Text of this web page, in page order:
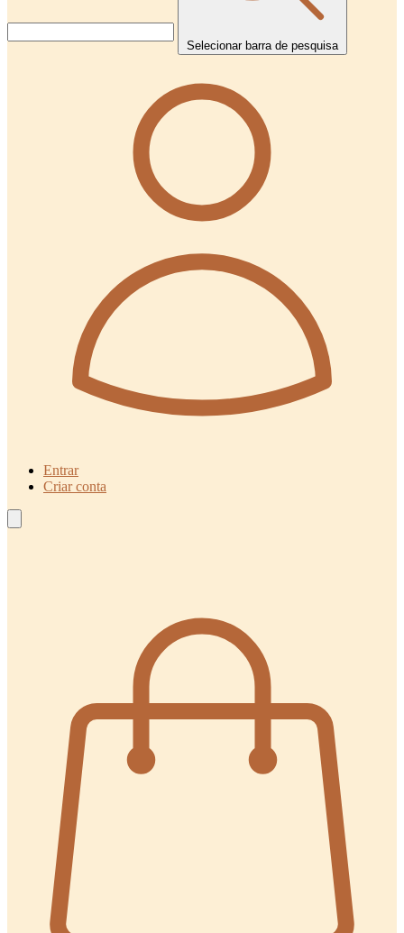
Selecionar barra de pesquisa
Entrar
Criar conta